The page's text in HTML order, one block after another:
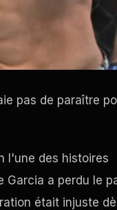
pas de paraître
l'une des histoires
Garcia a perdu le
était injuste